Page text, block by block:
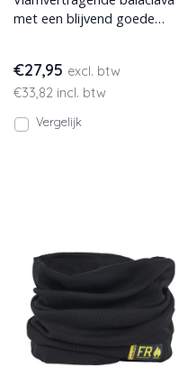
met een blijvend goede
€27,95 excl. btw
€33,82 incl. btw
Vergelijk